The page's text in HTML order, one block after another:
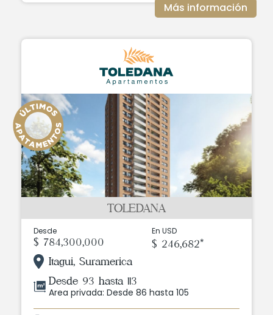
Más información
TOLEDANA
Desde
$ 784,300,000
En USD
$ 246,682*
Itagui, Suramerica
Desde 93 hasta 113
Area privada: Desde 86 hasta 105